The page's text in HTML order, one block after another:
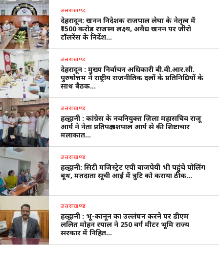
उत्तराखण्ड
देहरादून: खनन निदेशक राजपाल लेघा के नेतृत्व में
₹1500 करोड़ राजस्व लक्ष्य, अवैध खनन पर जीरो
टॉलरेंस के निर्देश…
उत्तराखण्ड
देहरादून : मुख्य निर्वाचन अधिकारी बी.वी.आर.सी.
पुरुषोत्तम ने राष्ट्रीय राजनीतिक दलों के प्रतिनिधियों के
साथ बैठक…
उत्तराखण्ड
हल्द्वानी : कांग्रेस के नवनियुक्त ज़िला महासचिव राजू
आर्य ने नेता प्रतिपक्ष यशपाल आर्य से की शिष्टाचार
मलाकात…
उत्तराखण्ड
हल्द्वानी: सिटी मजिस्ट्रेट एपी वाजपेयी भी पहुंचे पोलिंग
बूथ, मतदाता सूची आई में त्रुटि को कराया ठीक…
उत्तराखण्ड
हल्द्वानी : भू-कानून का उल्लंघन करने पर डीएम
ललित मोहन रयाल ने 250 वर्ग मीटर भूमि राज्य
सरकार में निहित…